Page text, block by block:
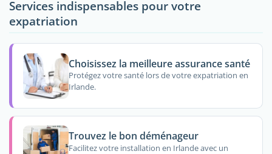
Services indispensables pour votre
expatriation
Choisissez la meilleure assurance santé
Protégez votre santé lors de votre expatriation en
Irlande.
Trouvez le bon déménageur
Facilitez votre installation en Irlande avec un